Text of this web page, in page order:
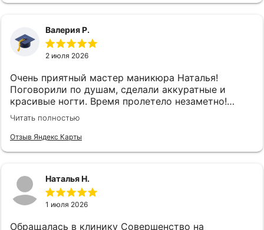
Валерия Р.
2 июля 2026
Очень приятный мастер маникюра Наталья!
Поговорили по душам, сделали аккуратные и
красивые ногти. Время пролетело незаметно!
Спасибо большое ♥️
Читать полностью
Отзыв Яндекс Карты
Наталья Н.
1 июля 2026
Обращалась в клинику Совершенство на